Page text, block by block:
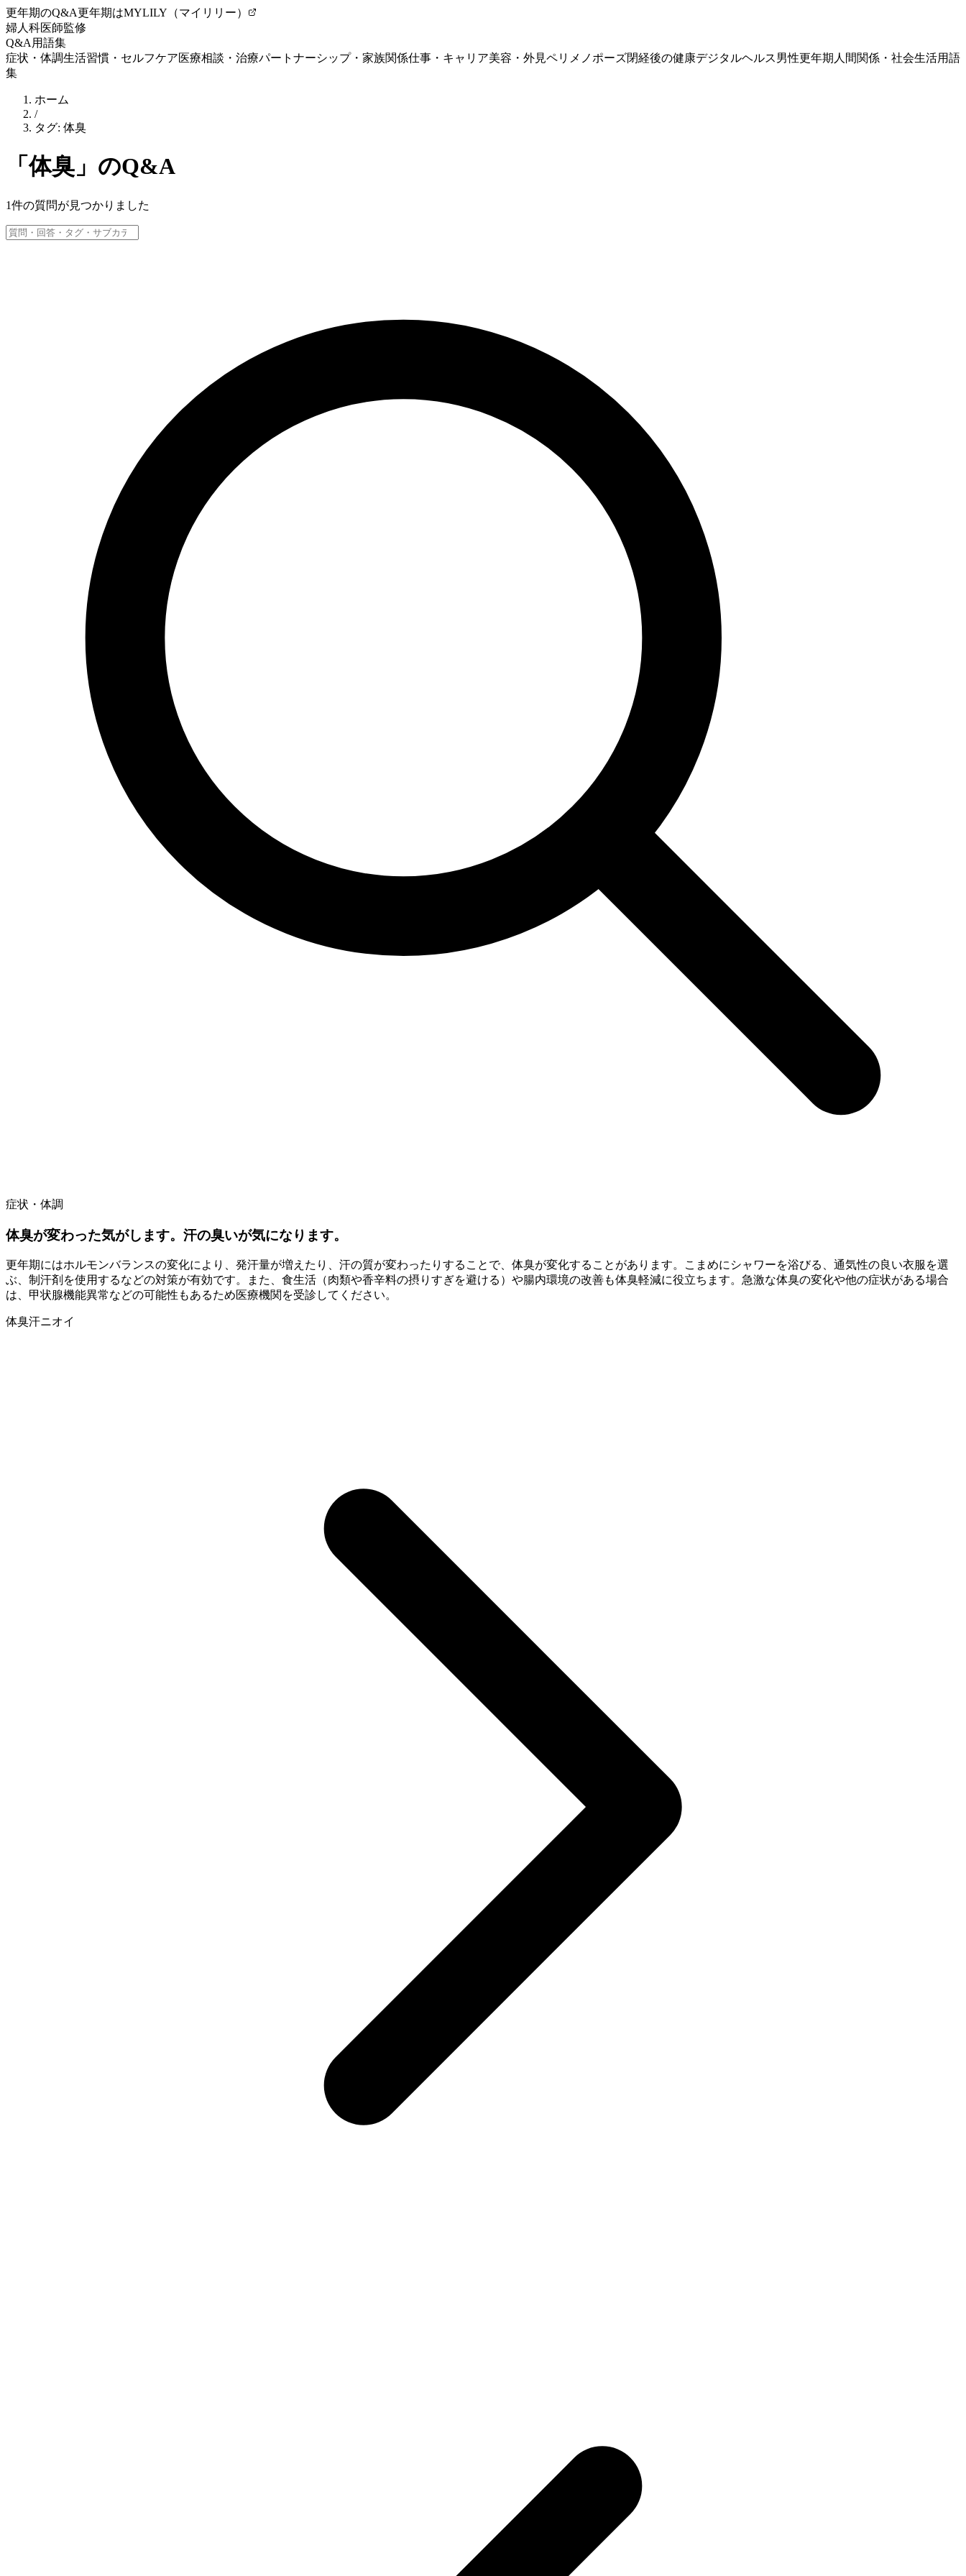
更年期のQ&A更年期はMYLILY（マイリリー）
婦人科医師監修
Q&A 用語集
症状・体調生活習慣・セルフケア医療相談・治療パートナーシップ・家族関係仕事・キャリア美容・外見ペリメノポーズ閉経後の健康デジタルヘルス男性更年期 人間関係・社会生活用語
集
ホーム
/
タグ: 体臭
「体臭 」のQ&A
1件の質問が見つかりました
症状・体調
体臭が変わった気がします。汗の臭いが気になります。
更年期にはホルモンバランスの変化により、発汗量が増えたり、汗の質が変わったりすることで、体臭が変化することがあります。こまめにシャワーを浴びる、通気性の良い衣服を選
ぶ、制汗剤を使用するなどの対策が有効です。また、食生活（肉類や香辛料の摂りすぎを避ける）や腸内環境の改善も体臭軽減に役立ちます。急激な体臭の変化や他の症状がある場合
は、甲状腺機能異常などの可能性もあるため医療機関を受診してください。
体臭汗ニオイ